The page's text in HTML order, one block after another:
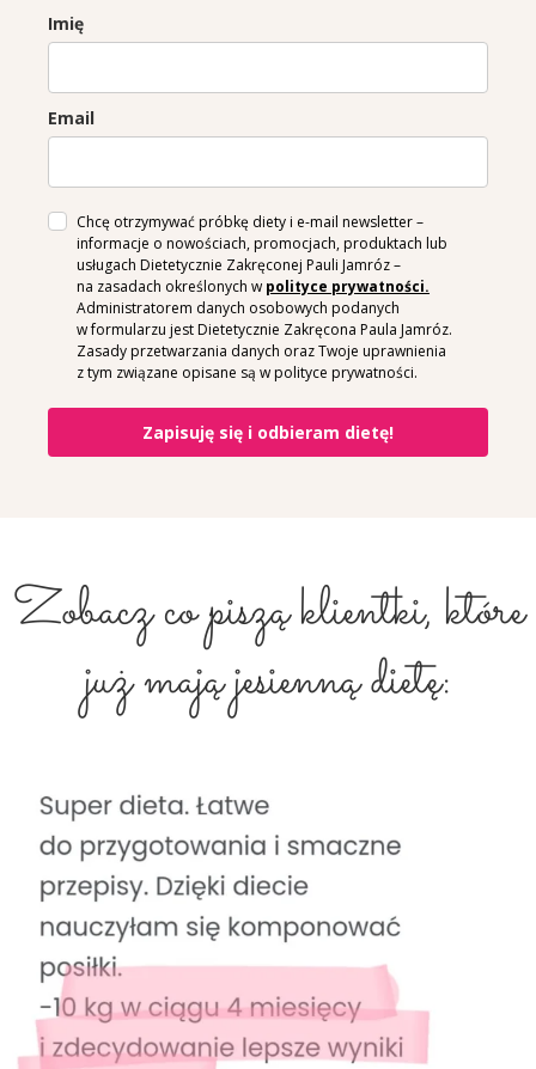
Imię
Email
Chcę otrzymywać próbkę diety i e-mail newsletter –
informacje o nowościach, promocjach, produktach lub
usługach Dietetycznie Zakręconej Pauli Jamróz –
na zasadach określonych w polityce prywatności.
Administratorem danych osobowych podanych
w formularzu jest Dietetycznie Zakręcona Paula Jamróz.
Zasady przetwarzania danych oraz Twoje uprawnienia
z tym związane opisane są w polityce prywatności.
Zapisuję się i odbieram dietę!
Zobacz co piszą klientki, które
już mają jesienną dietę: